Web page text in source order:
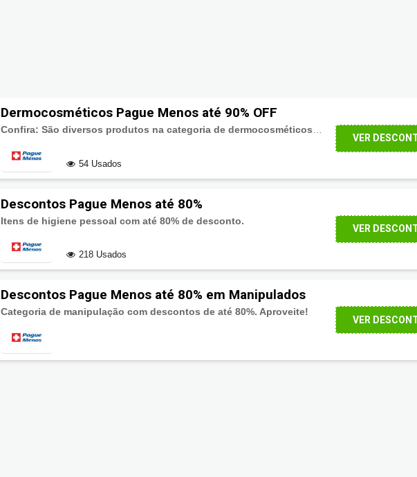
Dermocosméticos Pague Menos até 90% OFF
Confira: São diversos produtos na categoria de dermocosméticos e beleza com desconto de até 90%!
54 Usados
VER
Descontos Pague Menos até 80%
Itens de higiene pessoal com até 80% de desconto.
218 Usados
VER
Descontos Pague Menos até 80% em Manipulados
Categoria de manipulação com descontos de até 80%. Aproveite!
VER